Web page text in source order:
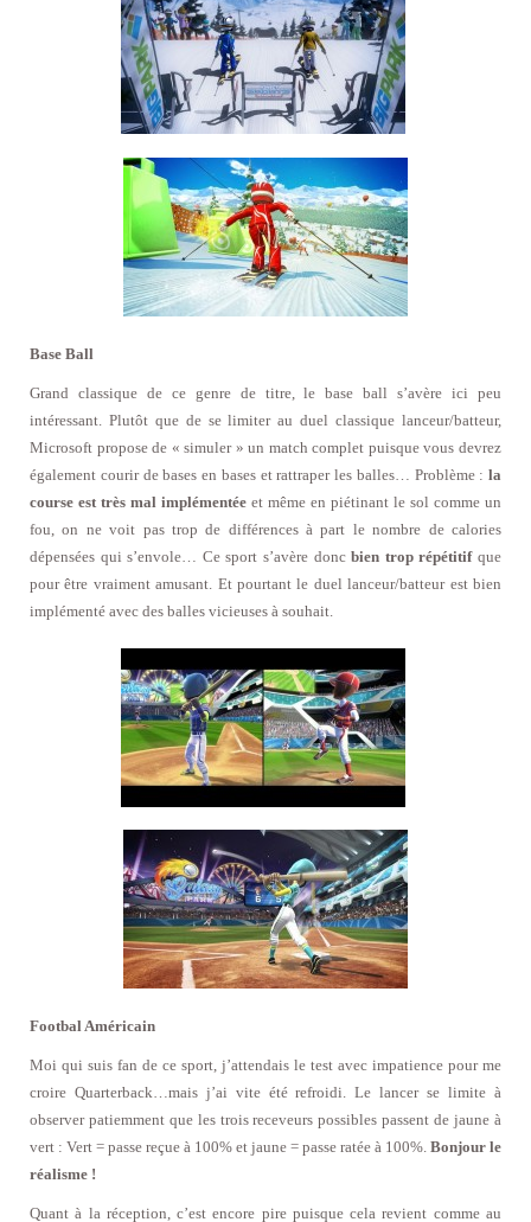
Base Ball
Grand classique de ce genre de titre, le base ball s’avère ici peu
intéressant. Plutôt que de se limiter au duel classique lanceur/batteur,
Microsoft propose de « simuler » un match complet puisque vous devrez
également courir de bases en bases et rattraper les balles… Problème : la
course est très mal implémentée et même en piétinant le sol comme un
fou, on ne voit pas trop de différences à part le nombre de calories
dépensées qui s’envole… Ce sport s’avère doncbien trop répétitifque
pour être vraiment amusant. Et pourtant le duel lanceur/batteur est bien
implémenté avec des balles vicieuses à souhait.
Footbal Américain
Moi qui suis fan de ce sport, j’attendais le test avec impatience pour me
croire Quarterback…mais j’ai vite été refroidi. Le lancer se limite à
observer patiemment que les trois receveurs possibles passent de jaune à
vert : Vert = passe reçue à 100% et jaune = passe ratée à 100%. Bonjour le
réalisme !
Quant à la réception, c’est encore pire puisque cela revient comme au